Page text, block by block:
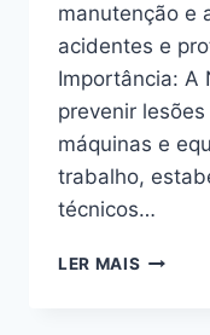
manutenção e
acidentes e
Importância: A
prevenir
máquinas e
trabalho,
técnicos…
LER MAIS